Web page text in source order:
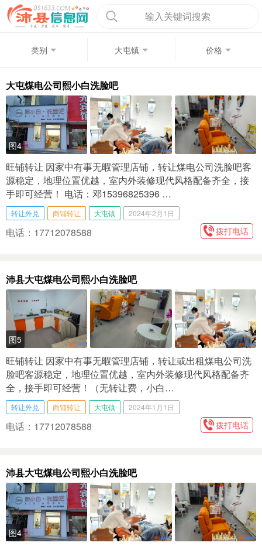
输入关键词搜索
类别 大屯镇 价格
大屯煤电公司熙小白洗脸吧
图4
旺铺转让 因家中有事无暇管理店铺，转让煤电公司洗脸吧客
源稳定，地理位置优越，室内外装修现代风格配备齐全，接
手即可经营！ 电话：邓15396825396 …
转让外兑 商铺转让 大屯镇 2024年2月1日
电话：17712078588 拨打电话
沛县大屯煤电公司熙小白洗脸吧
图5
旺铺转让 因家中有事无暇管理店铺，转让或出租煤电公司洗
脸吧客源稳定，地理位置优越，室内外装修现代风格配备齐
全，接手即可经营！（无转让费，小白…
转让外兑 商铺转让 大屯镇 2024年1月1日
电话：17712078588 拨打电话
沛县大屯煤电公司熙小白洗脸吧
图4